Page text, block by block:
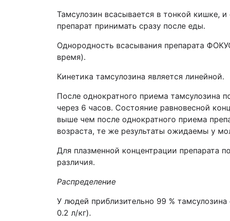
Тамсулозин всасывается в тонкой кишке,
препарат принимать сразу после еды.
Однородность всасывания препарата
время).
Кинетика тамсулозина является линейной.
После однократного приема тамсулозина
через 6 часов. Состояние равновесной
выше чем после однократного приема
возраста, те же результаты ожидаемы у
Для плазменной концентрации препарата
различия.
Распределение
У людей приблизительно 99 %
0.2 л/кг).